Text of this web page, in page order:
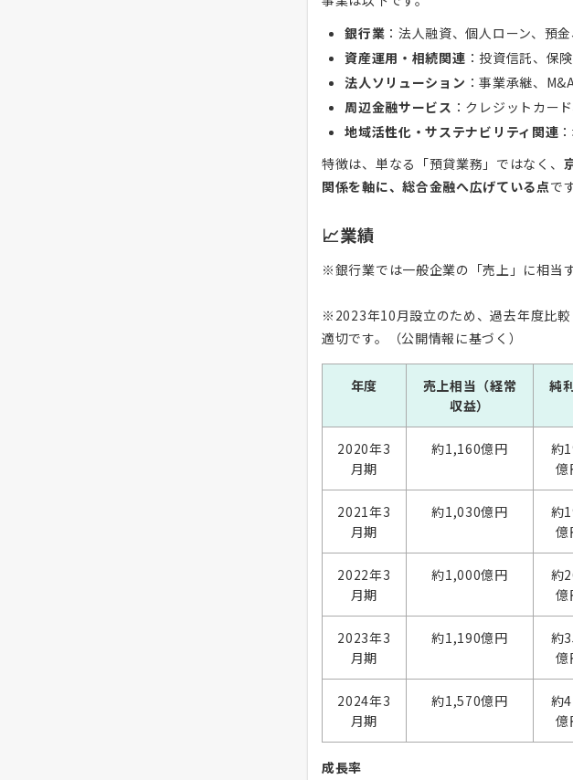
銀行業 ：法人融資、個人ローン、預
資産運用・相続関連 ：投資信託、保
法人ソリューション ：事業承継、
周辺金融サービス ：クレジットカー
地域活性化・サステナビリティ関連
特徴は、単なる「預貸業務」ではなく、
関係を軸に、総合金融へ広げている点で
📈業績
※銀行業では一般企業の「売上」に相当
※2023年10月設立のため、過去年度比
適切です。（公開情報に基づく）
年度
売上相当（経常
収益）
純
2020年3
月期
約1,160億円
約
億
2021年3
月期
約1,030億円
約
億
2022年3
月期
約1,000億円
約
億
2023年3
月期
約1,190億円
約
億
2024年3
月期
約1,570億円
約
億
成長率